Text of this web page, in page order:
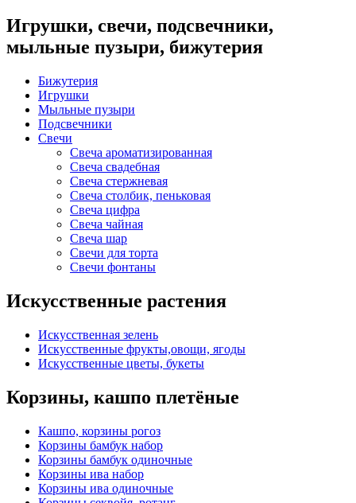
Игрушки, свечи, подсвечники,
мыльные пузыри, бижутерия
Бижутерия
Игрушки
Мыльные пузыри
Подсвечники
Свечи
Свеча ароматизированная
Свеча свадебная
Свеча стержневая
Свеча столбик, пеньковая
Свеча цифра
Свеча чайная
Свеча шар
Свечи для торта
Свечи фонтаны
Искусственные растения
Искусственная зелень
Искусственные фрукты,овощи, ягоды
Искусственные цветы, букеты
Корзины, кашпо плетёные
Кашпо, корзины рогоз
Корзины бамбук набор
Корзины бамбук одиночные
Корзины ива набор
Корзины ива одиночные